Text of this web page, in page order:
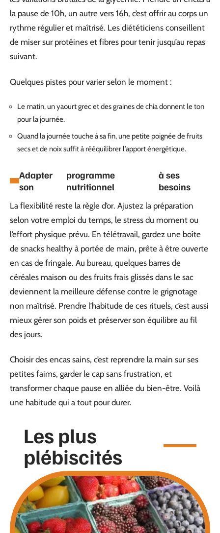
la pause de 10h, un autre vers 16h, c’est offrir au corps un
rythme régulier et maîtrisé. Les diététiciens conseillent
de miser sur protéines et fibres pour tenir jusqu’au repas
suivant.
Quelques pistes pour varier selon le moment :
Le matin, un yaourt grec et des graines de chia donnent le ton
pour la journée.
Quand la journée touche à sa fin, une petite poignée de fruits
secs et de noix suffit à rééquilibrer l’apport énergétique.
Adapter
son
programme
nutritionnel
à ses
besoins
La flexibilité reste la règle d’or. Ajustez la préparation
selon votre emploi du temps, le stress du moment ou
l’effort physique prévu. En télétravail, gardez une boîte
de snacks healthy à portée de main, prête à être ouverte
en cas de fringale. Au bureau, quelques barres de
céréales maison ou des fruits frais glissés dans le sac
deviennent la meilleure défense contre le grignotage
non maîtrisé. Prendre l’habitude de ces rituels, c’est aussi
mieux gérer son poids et préserver son équilibre au fil
des jours.
Choisir des encas sains, c’est reprendre la main sur ses
petites faims, garder le cap sans frustration, et
transformer chaque pause en alliée du bien-être. Voilà
une habitude qui a tout pour durer.
Les plus
plébiscités